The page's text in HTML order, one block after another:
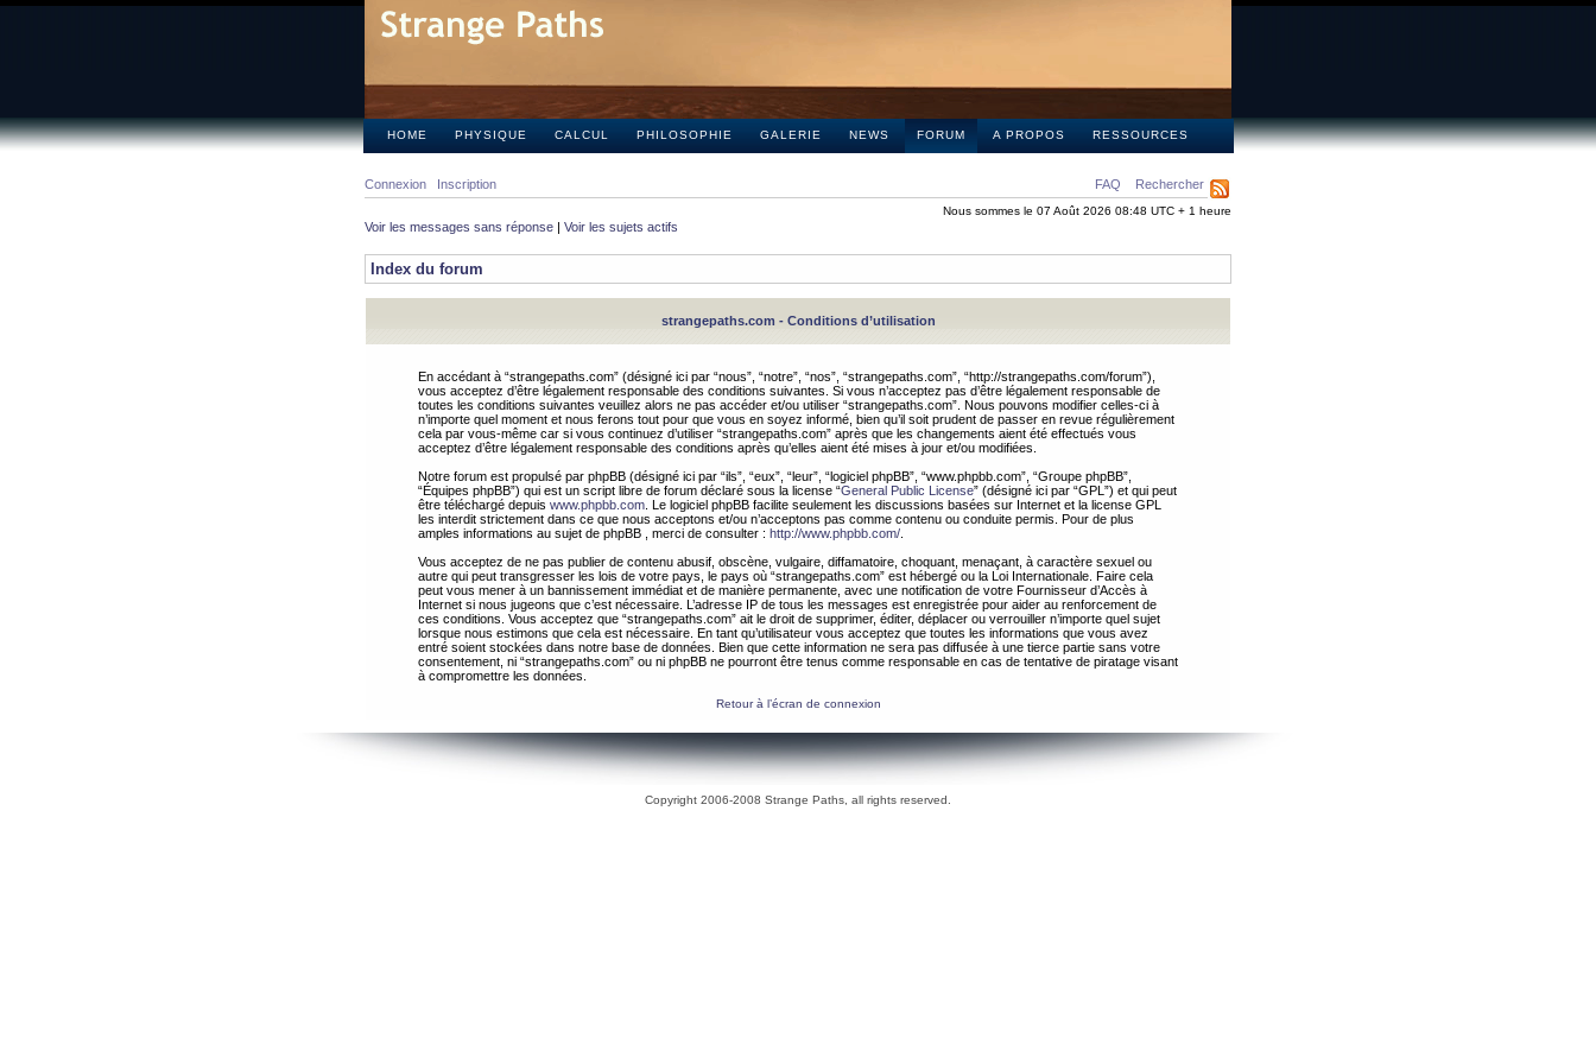
HOME PHYSIQUE CALCUL PHILOSOPHIE GALERIE NEWS FORUM A PROPOS RESSOURCES
FAQ Rechercher
Connexion Inscription
Nous sommes le 07 Août 2026 08:48 UTC + 1 heure
Voir les messages sans réponse | Voir les sujets actifs
Index du forum
strangepaths.com - Conditions d’utilisation
En accédant à “strangepaths.com” (désigné ici par “nous”, “notre”, “nos”, “strangepaths.com”, “http://strangepaths.com/forum”),
vous acceptez d’être légalement responsable des conditions suivantes. Si vous n’acceptez pas d’être légalement responsable de
toutes les conditions suivantes veuillez alors ne pas accéder et/ou utiliser “strangepaths.com”. Nous pouvons modifier celles-ci à
n’importe quel moment et nous ferons tout pour que vous en soyez informé, bien qu’il soit prudent de passer en revue régulièrement
cela par vous-même car si vous continuez d’utiliser “strangepaths.com” après que les changements aient été effectués vous
acceptez d’être légalement responsable des conditions après qu’elles aient été mises à jour et/ou modifiées.
Notre forum est propulsé par phpBB (désigné ici par “ils”, “eux”, “leur”, “logiciel phpBB”, “www.phpbb.com”, “Groupe phpBB”,
“Équipes phpBB”) qui est un script libre de forum déclaré sous la license “General Public License” (désigné ici par “GPL”) et qui peut
être téléchargé depuis www.phpbb.com . Le logiciel phpBB facilite seulement les discussions basées sur Internet et la license GPL
les interdit strictement dans ce que nous acceptons et/ou n’acceptons pas comme contenu ou conduite permis. Pour de plus
amples informations au sujet de phpBB , merci de consulter : http://www.phpbb.com/
Vous acceptez de ne pas publier de contenu abusif, obscène, vulgaire, diffamatoire, choquant, menaçant, à caractère sexuel ou
autre qui peut transgresser les lois de votre pays, le pays où “strangepaths.com” est hébergé ou la Loi Internationale. Faire cela
peut vous mener à un bannissement immédiat et de manière permanente, avec une notification de votre Fournisseur d’Accès à
Internet si nous jugeons que c’est nécessaire. L’adresse IP de tous les messages est enregistrée pour aider au renforcement de
ces conditions. Vous acceptez que “strangepaths.com” ait le droit de supprimer, éditer, déplacer ou verrouiller n’importe quel sujet
lorsque nous estimons que cela est nécessaire. En tant qu’utilisateur vous acceptez que toutes les informations que vous avez
entré soient stockées dans notre base de données. Bien que cette information ne sera pas diffusée à une tierce partie sans votre
consentement, ni “strangepaths.com” ou ni phpBB ne pourront être tenus comme responsable en cas de tentative de piratage visant
à compromettre les données.
Retour à l’écran de connexion
Copyright 2006-2008 Strange Paths, all rights reserved.